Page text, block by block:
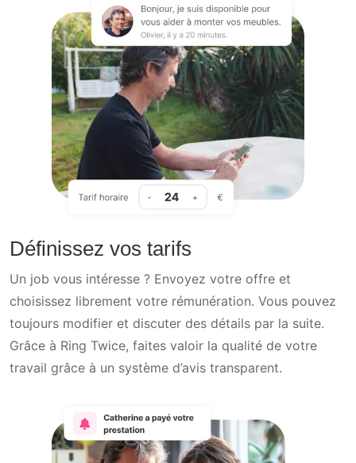
Définissez vos tarifs
Un job vous intéresse ? Envoyez votre offre et
choisissez librement votre rémunération. Vous pouvez
toujours modifier et discuter des détails par la suite.
Grâce à Ring Twice, faites valoir la qualité de votre
travail grâce à un système d’avis transparent.